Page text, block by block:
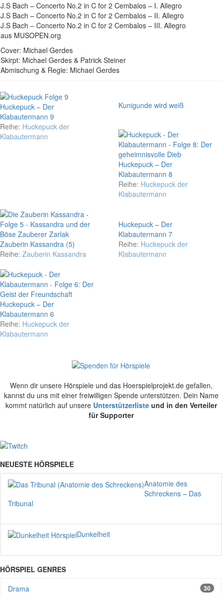
J.S Bach – Concerto No.2 in C for 2 Cembalos – I. Allegro
J.S Bach – Concerto No.2 in C for 2 Cembalos – II. Allegro
J.S Bach – Concerto No.2 in C for 2 Cembalos – III. Allegro
aus MUSOPEN.org
Cover: Michael Gerdes
Skirpt: Michael Gerdes & Patrick Steiner
Abmischung & Regie: Michael Gerdes
Huckepuck – Der
Klabautermann 9
Reihe: Huckepuck der
Klabautermann
Kunigunde wird weiß
Huckepuck – Der
Klabautermann 8
Reihe: Huckepuck der
Klabautermann
Zauberin Kassandra (5)
Reihe: Zauberin Kassandra
Huckepuck – Der
Klabautermann 7
Reihe: Huckepuck der
Klabautermann
Huckepuck – Der
Klabautermann 6
Reihe: Huckepuck der
Klabautermann
Wenn dir unsere Hörspiele und das Hoerspielprojekt.de gefallen,
kannst du uns mit einer freiwilligen Spende unterstützen. Dein Name
kommt natürlich auf unsere Unterstützerlisteund in den Verteiler
für Supporter
NEUESTE HÖRSPIELE
Anatomie des
Schreckens – Das
Tribunal
Dunkelheit
HÖRSPIEL GENRES
30
Drama